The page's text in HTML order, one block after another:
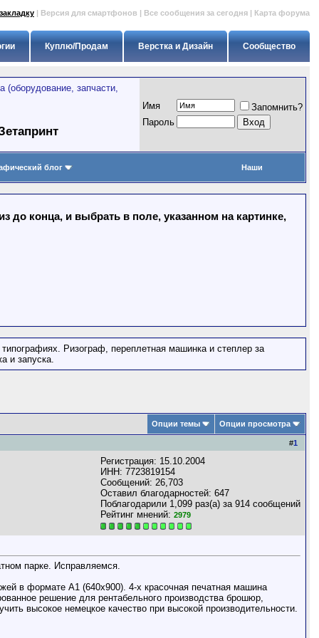
| Версия для смартфонов | Все сообщения за сегодня | Карта форума
Сообщество
Верстка и Дизайн
Куплю/Продам
(оборудование, запчасти,
Имя
Запомнить?
Пapoль
блог Наши
конца, и выбрать в поле, указанном на картинке,
Ризограф, переплетная машинка и степлер за
и запуска.
Опции темы Опции просмотра
#1
Регистрация: 15.10.2004
ИНН: 7723819154
Сообщений: 26,703
Оставил благодарностей: 647
Поблагодарили 1,099 раз(а) за 914 сообщений
Рейтинг мнений: 2979
парке. Исправляемся.
в формате А1 (640x900). 4-х красочная печатная машина
решение для рентабельного производства брошюр,
высокое немецкое качество при высокой производительности.